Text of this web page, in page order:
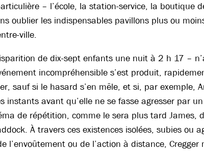
– l’école, la station-service, la boutique
oublier les indispensables pavillons plus ou
ville.
de dix-sept enfants une nuit à 2 h 17 –
incompréhensible s’est produit,
sauf si le hasard s’en mêle, et si, par exemple,
instants avant qu’elle ne se fasse agresser par
de répétition, comme le sera plus tard James,
À travers ces existences isolées, subies ou
l’envoûtement ou de l’action à distance, Cregger